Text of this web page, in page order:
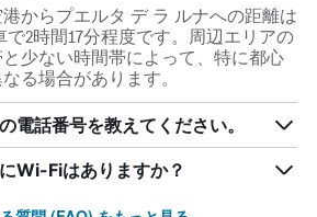
からプエルタ デ ラ ルナへの距離は
で2時間17分程度です。周辺エリアの
少ない時間帯によって、特に都心
る場合があります。
電話番号を教えてください。
Wi-Fiはありますか？